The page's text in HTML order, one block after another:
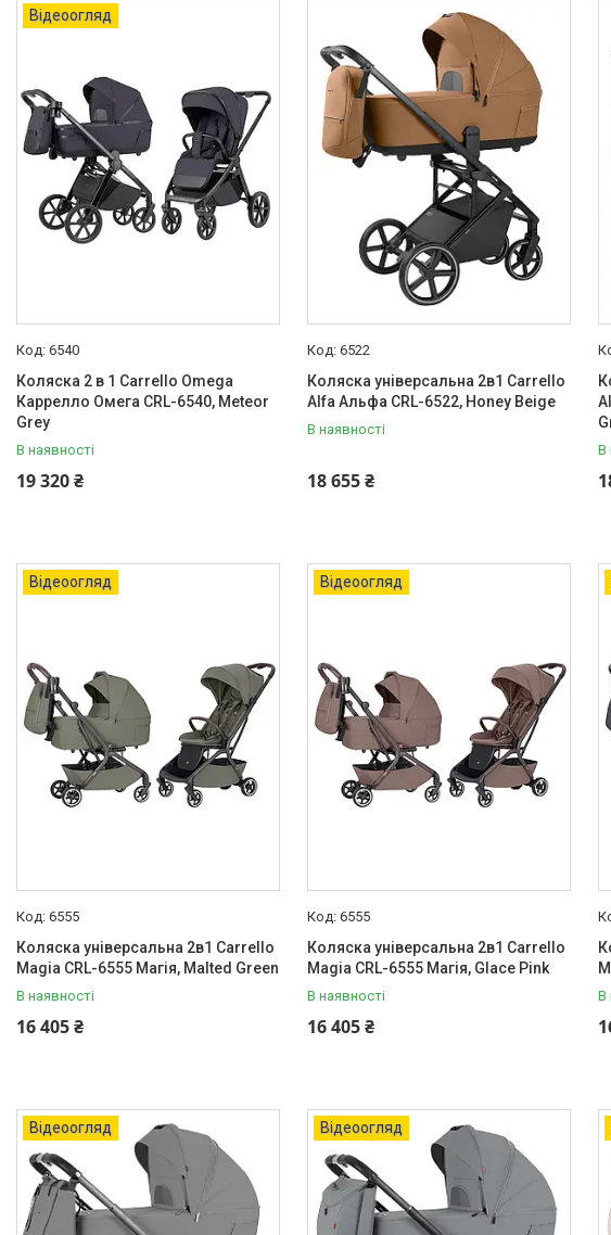
Відеоогляд
6540
Коляска 2 в 1 Carrello Omega
Каррелло Омега CRL-6540, Meteor
Grey
В наявності
19 320 ₴
6522
Коляска універсальна 2в1 Carrello
Alfa Альфа CRL-6522, Honey Beige
В наявності
18 655 ₴
В
Відеоогляд
6555
Коляска універсальна 2в1 Carrello
Magia CRL-6555 Магія, Malted Green
В наявності
16 405 ₴
Відеоогляд
6555
Коляска універсальна 2в1 Carrello
Magia CRL-6555 Магія, Glace Pink
В наявності
16 405 ₴
В
Відеоогляд Відеоогляд